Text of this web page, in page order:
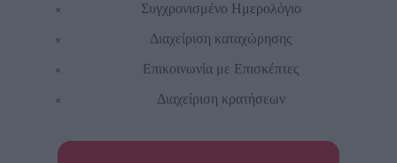
Συγχρονισμένο Ημερολόγιο
Διαχείριση καταχώρησης
Επικοινωνία με Επισκέπτες
Διαχείριση κρατήσεων